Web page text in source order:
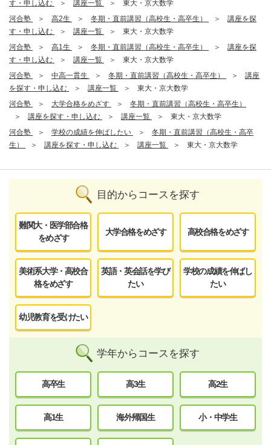
す・申し込む
講座一覧
東大・京大数学
河合塾
高2生 冬期・直前講習（高校生・高卒生）
講座を探
す・申し込む
講座一覧
東大・京大数学
河合塾
高1生 冬期・直前講習（高校生・高卒生）
講座を探
す・申し込む
講座一覧
東大・京大数学
河合塾
中高一貫生 冬期・直前講習（高校生・高卒生）
講座
を探す・申し込む
講座一覧
東大・京大数学
河合塾
大学合格をめざす
冬期・直前講習（高校生・高卒生）
講座を探す・申し込む
講座一覧
東大・京大数学
河合塾
学校の成績を伸ばしたい
冬期・直前講習（高校生・高卒
生）
講座を探す・申し込む 講座一覧 東大・京大数学
目的からコースを探す
難関大・医学部合格
をめざす
大学合格をめざす 高校合格をめざす
美術系大学・高校合
格をめざす
英語・英会話を学び
たい
学校の成績を伸ばし
たい
幼児教育を受けたい
学年からコースを探す
高卒生 高3生 高2生
高1生 海外帰国生 小・中学生